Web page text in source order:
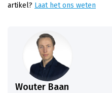
artikel? Laat het ons weten
Wouter Baan